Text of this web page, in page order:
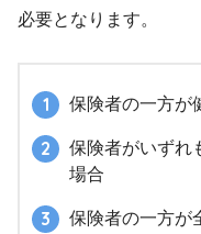
必要となります。
保険者の一方が
保険者がいずれ
場合
保険者の一方が